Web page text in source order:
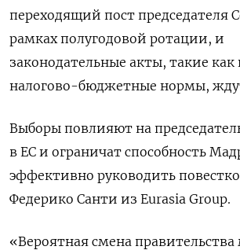
переходящий пост председателя
рамках полугодовой ротации, и
законодательные акты, такие как
налогово-бюджетные нормы,
Выборы повлияют на
в ЕС и ограничат способность
эффективно руководить
Федерико Санти из Eurasia Group.
«Вероятная смена